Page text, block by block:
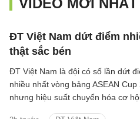
VIDEO MỚI NHẤT
ĐT Việt Nam dứt điểm
thật sắc bén
ĐT Việt Nam là đội có số lần dứt
nhiều nhất vòng bảng ASEAN Cup
nhưng hiệu suất chuyển hóa cơ